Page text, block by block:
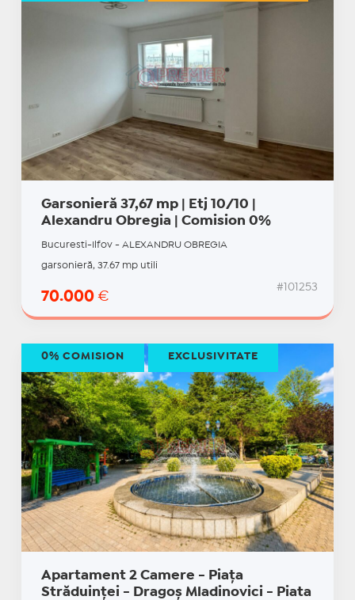
Garsonieră 37,67 mp | Etj 10/10 |
Alexandru Obregia | Comision 0%
Bucuresti-Ilfov - ALEXANDRU OBREGIA
garsonieră, 37.67 mp utili
70.000 €
#101253
Apartament 2 Camere - Piața
Străduinței - Dragoș Mladinovici - Piata
0% COMISION EXCLUSIVITATE